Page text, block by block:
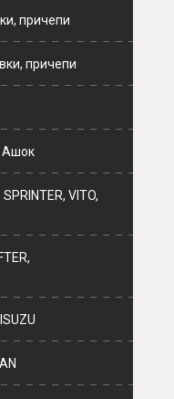
причепи
причепи
Ашок
VITO,